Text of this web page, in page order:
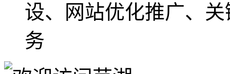
设、网站优化推广、
务